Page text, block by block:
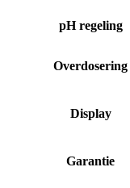
pH regeling
Overdosering
Display
Garantie